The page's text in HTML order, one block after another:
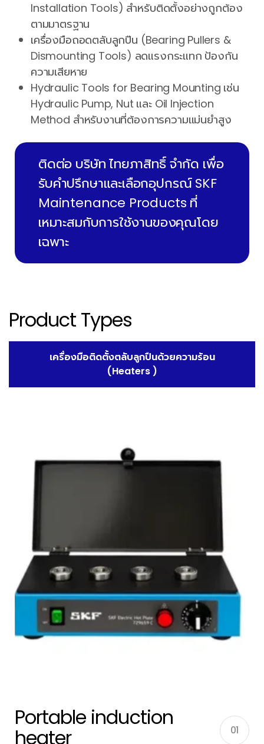
Installation Tools) สำหรับติดตั้งอย่างถูกต้อง
ตามมาตรฐาน
เครื่องมือถอดตลับลูกปืน (Bearing Pullers &
Dismounting Tools) ลดแรงกระแทก ป้องกัน
ความเสียหาย
Hydraulic Tools for Bearing Mounting เช่น
Hydraulic Pump, Nut และ Oil Injection
Method สำหรับงานที่ต้องการความแม่นยำสูง
ติดต่อ บริษัท ไทยภาสิทธิ์ จำกัด เพื่อ
รับคำปรึกษาและเลือกอุปกรณ์ SKF
Maintenance Products ที่
เหมาะสมกับการใช้งานของคุณโดย
เฉพาะ
Product Types
เครื่องมือติดตั้งตลับลูกปืนด้วยความร้อน
(Heaters )
Portable induction
heater 01